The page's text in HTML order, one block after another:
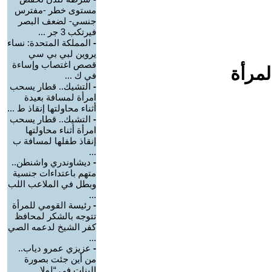
مستوى خطر -مفترس
جنسي- لضعف البصر
فيرتكب 3 جر ...
- المملكة المتحدة: نساء
يروين لبي بي سي
قصص اغتصاب وإساءة
في ك ...
- التشيك.. قطار يسحب
امرأة لمسافة بعيدة
أثناء محاولتها إنقاذ ط ...
- التشيك.. قطار يسحب
امرأة أثناء محاولتها
إنقاذ طفلها لمسافة ب
...
- ديشاوندري واشنطن..
متهم باعتداءات جنسية
وبطل في الملاعب اللب
...
- رئيسة القومي للمرأة
تتوجه بالشكر لمحافظ
كفر الشيخ لدعمه الصي
...
- عزيزي عمرو دياب..
من أين جئت بصورة
البنات في “لولا